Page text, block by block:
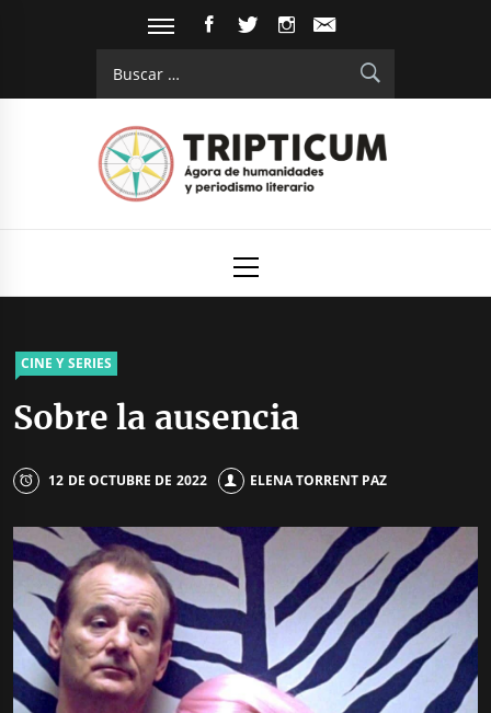
FACEBOOKTWITTERINSTAGRAM
principal
CINE Y SERIES
Sobre la ausencia
12 DE OCTUBRE DE 2022 ELENA TORRENT PAZ